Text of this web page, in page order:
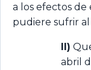
a los efectos de
pudiere sufrir
II)
abril